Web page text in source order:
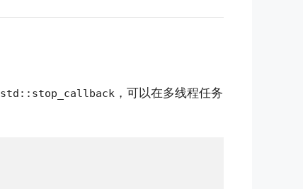
std::stop_callback ，可以在多线程任务